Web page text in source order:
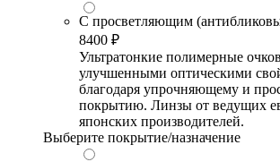
С просветляющим
8400 ₽
Ультратонкие полимерные
улучшенными оптическими
благодаря упрочняющему и
покрытию. Линзы от ведущих
японских производителей.
Выберите покрытие/назначение